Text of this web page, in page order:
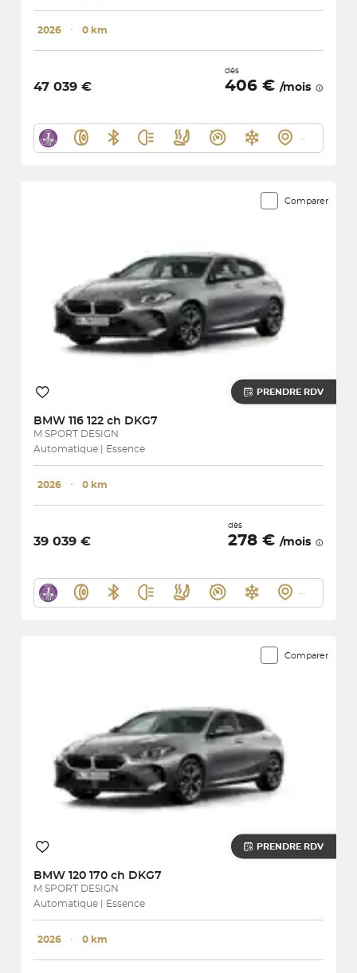
2026 ･ 0 km
47 039 €
dès
406 € /mois
Comparer
PRENDRE RDV
BMW 116 122 ch DKG7
M SPORT DESIGN
Automatique | Essence
2026 ･ 0 km
39 039 €
dès
278 € /mois
Comparer
PRENDRE RDV
BMW 120 170 ch DKG7
M SPORT DESIGN
Automatique | Essence
2026 ･ 0 km